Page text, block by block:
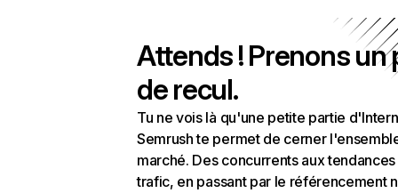
Attends ! Prenons un
de recul.
Tu ne vois là qu'une petite partie
Semrush te permet de cerner
marché. Des concurrents aux
trafic, en passant par le référencement